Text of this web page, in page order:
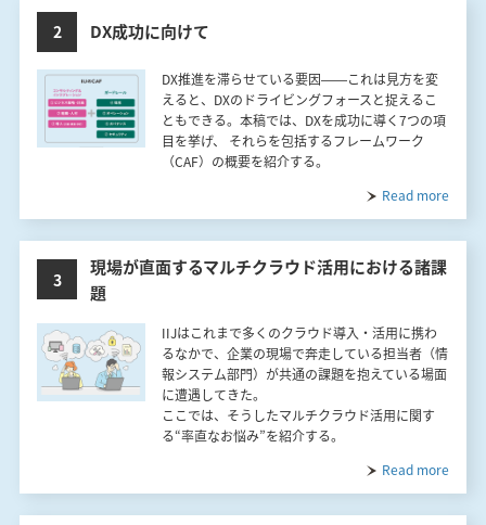
2 DX成功に向けて
DX推進を滞らせている要因――これは見方を変
えると、DXのドライビングフォースと捉えるこ
ともできる。本稿では、DXを成功に導く7つの項
目を挙げ、 それらを包括するフレームワーク
（CAF）の概要を紹介する。
Read more
3
現場が直面するマルチクラウド活用における諸課
題
IIJはこれまで多くのクラウド導入・活用に携わ
るなかで、企業の現場で奔走している担当者（情
報システム部門）が共通の課題を抱えている場面
に遭遇してきた。
ここでは、そうしたマルチクラウド活用に関す
る“率直なお悩み”を紹介する。
Read more